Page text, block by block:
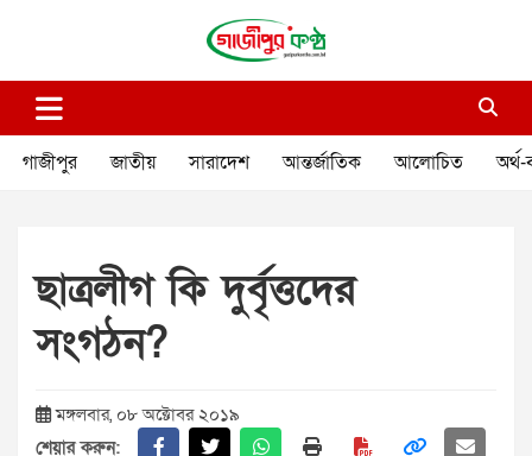
গাজীপুর কণ্ঠ
গাজীপুর জাতীয় সারাদেশ আন্তর্জাতিক আলোচিত অর্থ-
ছাত্রলীগ কি দুর্বৃত্তদের
সংগঠন?
মঙ্গলবার, ০৮ অক্টোবর ২০১৯
শেয়ার করুন: